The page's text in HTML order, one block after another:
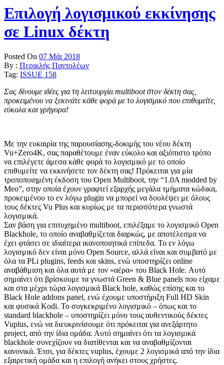
Επιλογή λογισμικού εκκίνησης
σε Linux δέκτη
Posted On 07 Μάι 2018
By : Περικλής Παντολέων
Tag: ISSUE 158
Σας δίνουμε ιδέες για τη λειτουργίαmultibootστον δέκτη σας,
προκειμένου να ξεκινάτε κάθε φορά με το λογισμικό που επιθυμείτε,
εύκολα και γρήγορα!
Με την ευκαιρία της παρουσίασης-δοκιμής του νέου δέκτη
Vu+Zero4K, σας παραθέτουμε έναν εύκολο και αξιόπιστο τρόπο
να επιλέγετε άμεσα κάθε φορά το λογισμικό με το οποίο
επιθυμείτε να εκκινήσετε τον δέκτη σας! Πρόκειται για μία
τροποποιημένη έκδοση του Open Multiboot, την “1.0A modded by
Meo”, στην οποία έχουν γραφτεί εξαρχής μεγάλα τμήματα κώδικα,
προκειμένου το εν λόγω plugin να μπορεί να δουλέψει με όλους
τους δέκτες Vu Plus και κυρίως με τα περισσότερα γνωστά
λογισμικά.
Σαν βάση για επιτυχημένο multiboot, επιλέξαμε το λογισμικό Open
Blackhole, το οποίο αναβαθμίζεται διαρκώς, με αποτέλεσμα να
έχει φτάσει σε ιδιαίτερα ικανοποιητικά επίπεδα. Το εν λόγω
λογισμικό δεν είναι μόνο Open Source, αλλά είναι και συμβατό με
όλα τα PLi plugins, feeds και skins, ενώ υποστηρίζει online
αναβάθμιση και όλα αυτά με τον «αέρα» του Black Hole. Αυτό
σημαίνει ότι βρίσκουμε τα γνωστά Green & Blue panels που είχαμε
και στα μέχρι τώρα λογισμικά Black hole, καθώς επίσης και το
Black Hole addons panel, ενώ έχουμε υποστήριξη Full HD Skin
και φυσικά Kodi. Το συγκεκριμένο λογισμικό – όπως και το
standard blackhole – υποστηρίζει μόνο τους αυθεντικούς δέκτες
Vuplus, ενώ να διευκρινίσουμε ότι πρόκειται για ανεξάρτητο
project, από την ίδια ομάδα. Αυτό σημαίνει ότι τα λογισμικά
blackhole συνεχίζουν να διατίθενται και να αναβαθμίζονται
κανονικά. Έτσι, για δέκτες vuplus, έχουμε 2 λογισμικά από την ίδια
εξαιρετική ομάδα και η επιλογή ανήκει στους χρήστες.